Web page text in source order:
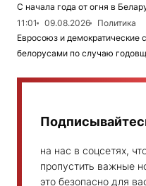
С начала года от огня в
11:01
09.08.2026
Политика
Евросоюз и
белорусами по случаю
на нас в соцсетях,
пропустить важные
это безопасно для